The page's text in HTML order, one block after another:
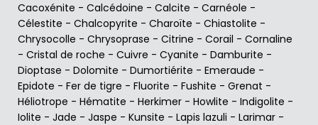
Cacoxénite - Calcédoine - Calcite - Carnéole -
Célestite - Chalcopyrite - Charoïte - Chiastolite -
Chrysocolle - Chrysoprase - Citrine - Corail - Cornaline
- Cristal de roche - Cuivre - Cyanite - Damburite -
Dioptase - Dolomite - Dumortiérite - Emeraude -
Epidote - Fer de tigre - Fluorite - Fushite - Grenat -
Héliotrope - Hématite - Herkimer - Howlite - Indigolite -
Iolite - Jade - Jaspe - Kunsite - Lapis lazuli - Larimar -